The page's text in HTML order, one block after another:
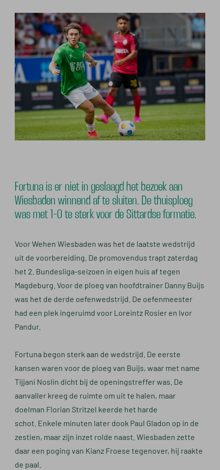
Fortuna is er niet in geslaagd het bezoek aan
Wiesbaden winnend af te sluiten. De thuisploeg
was met 1-0 te sterk voor de Sittardse formatie.
Voor Wehen Wiesbaden was het de laatste wedstrijd
uit de voorbereiding. De promovendus trapt zaterdag
het 2. Bundesliga-seizoen in eigen huis af tegen
Magdeburg. Voor de ploeg van hoofdtrainer Danny Buijs
was het de derde oefenwedstrijd. De oefenmeester
had een plek ingeruimd voor Loreintz Rosier en Ivor
Pandur.
Fortuna begon sterk aan de wedstrijd. De eerste
kansen waren voor de ploeg van Buijs, waar met name
Tijjani Noslin dicht bij de openingstreffer was. De
aanvaller kreeg de ruimte om uit te halen, maar
doelman Florian Stritzel keerde het harde
schot. Enkele minuten later dook Paul Gladon op in de
zestien, maar zijn inzet rolde naast. Wiesbaden zette
daar een poging van Kianz Froese tegenover, hij raakte
de paal.